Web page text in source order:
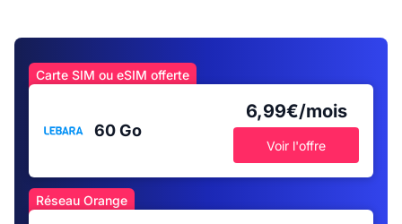
Carte SIM ou eSIM offerte
60 Go
6,99€/mois
Voir l'offre
Réseau Orange